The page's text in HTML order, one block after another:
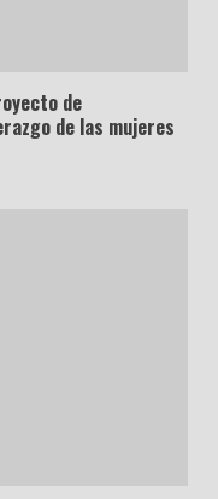
de
de las mujeres